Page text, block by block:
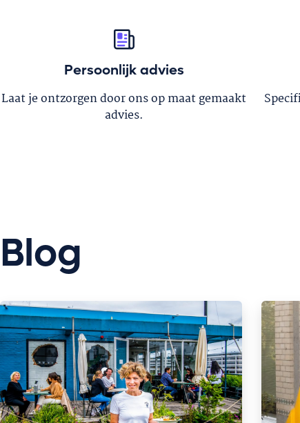
Persoonlijk advies
Laat je ontzorgen door ons op maat gemaakt
advies.
Blog